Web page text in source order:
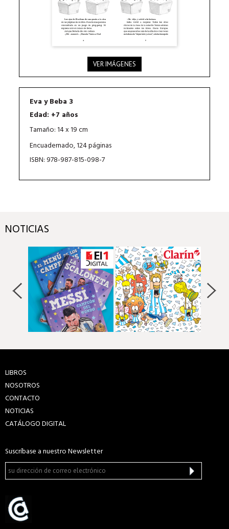
VER IMÁGENES
Eva y Beba 3
Edad: +7 años
Tamaño: 14 x 19 cm
Encuadernado, 124 páginas
ISBN: 978-987-815-098-7
NOTICIAS
LIBROS
NOSOTROS
CONTACTO
NOTICIAS
CATÁLOGO DIGITAL
Suscríbase a nuestro Newsletter